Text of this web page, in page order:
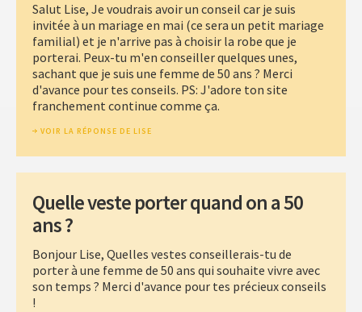
Salut Lise, Je voudrais avoir un conseil car je suis
invitée à un mariage en mai (ce sera un petit mariage
familial) et je n'arrive pas à choisir la robe que je
porterai. Peux-tu m'en conseiller quelques unes,
sachant que je suis une femme de 50 ans ? Merci
d'avance pour tes conseils. PS: J'adore ton site
franchement continue comme ça.
VOIR LA RÉPONSE DE LISE
Quelle veste porter quand on a 50
ans ?
Bonjour Lise, Quelles vestes conseillerais-tu de
porter à une femme de 50 ans qui souhaite vivre avec
son temps ? Merci d'avance pour tes précieux conseils
!